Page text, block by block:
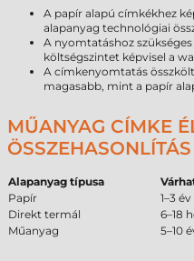
A papír alapú címkékhez
alapanyag technológiai
A nyomtatáshoz
költségszintet képvisel a
A címkenyomtatás
magasabb, mint a papír
MŰANYAG CÍMKE
ÖSSZEHASONLÍTÁS
Alapanyag típusa
Papír
1–3 év
Direkt termál
6–18
Műanyag
5–10